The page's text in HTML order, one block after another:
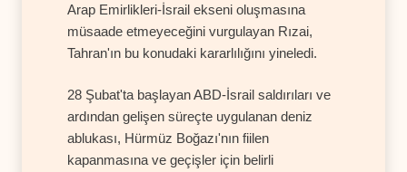
Arap Emirlikleri-İsrail ekseni oluşmasına
müsaade etmeyeceğini vurgulayan Rızai,
Tahran'ın bu konudaki kararlılığını yineledi.
28 Şubat'ta başlayan ABD-İsrail saldırıları ve
ardından gelişen süreçte uygulanan deniz
ablukası, Hürmüz Boğazı'nın fiilen
kapanmasına ve geçişler için belirli